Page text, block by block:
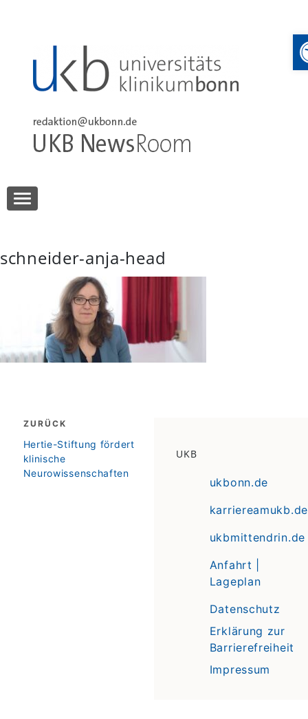
UKB NewsRoom
schneider-anja-head
Beitragsnavigation
ZURÜCK
zurück
Hertie-Stiftung fördert
klinische
Neurowissenschaften
UKB
ukbonn.de
karriereamukb.de
ukbmittendrin.de
Anfahrt |
Lageplan
Datenschutz
Erklärung zur
Barrierefreiheit
Impressum